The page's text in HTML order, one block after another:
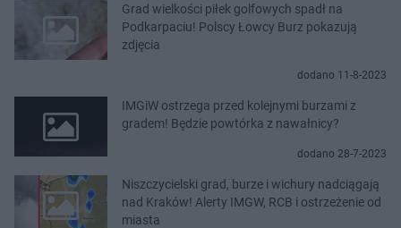
Grad wielkości piłek golfowych spadł na
Podkarpaciu! Polscy Łowcy Burz pokazują
zdjęcia
dodano 11-8-2023
IMGiW ostrzega przed kolejnymi burzami z
gradem! Będzie powtórka z nawałnicy?
dodano 28-7-2023
Niszczycielski grad, burze i wichury nadciągają
nad Kraków! Alerty IMGW, RCB i ostrzeżenie od
miasta